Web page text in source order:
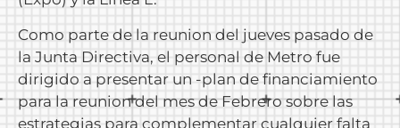
Como parte de la reunion del jueves pasado de
la Junta Directiva, el personal de Metro fue
dirigido a presentar un -plan de financiamiento
para la reunion del mes de Febrero sobre las
estrategias para complementar cualquier falta